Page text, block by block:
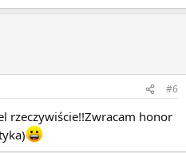
#6
rzeczywiście!!Zwracam honor